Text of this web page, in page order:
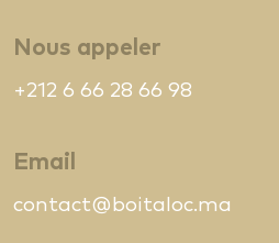
Nous appeler
+212 6 66 28 66 98
Email
contact@boitaloc.ma